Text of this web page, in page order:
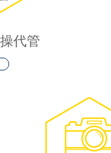
代管